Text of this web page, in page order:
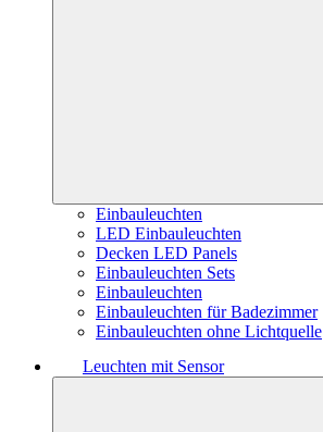
Einbauleuchten
LED Einbauleuchten
Decken LED Panels
Einbauleuchten Sets
Einbauleuchten
Einbauleuchten für Badezimmer
Einbauleuchten ohne Lichtquelle
Leuchten mit Sensor